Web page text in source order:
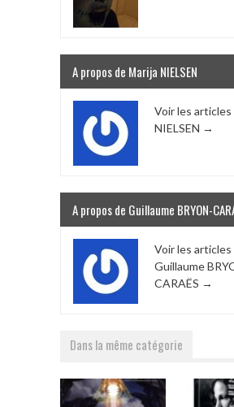
A propos de Marija NIELSEN
Voir les articles
NIELSEN →
A propos de Guillaume BRYON-
Voir les articles
Guillaume
CARAËS →
Dans la même catégorie